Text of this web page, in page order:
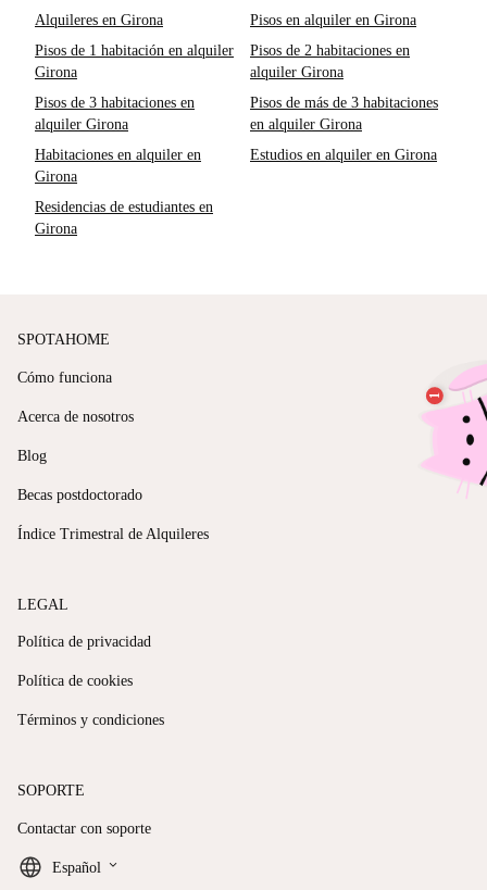
Alquileres en Girona
Pisos en alquiler en Girona
Pisos de 1 habitación en alquiler
Girona
Pisos de 2 habitaciones en
alquiler Girona
Pisos de 3 habitaciones en
alquiler Girona
Pisos de más de 3 habitaciones
en alquiler Girona
Habitaciones en alquiler en
Girona
Estudios en alquiler en Girona
Residencias de estudiantes en
Girona
SPOTAHOME
Cómo funciona
Acerca de nosotros
Blog
Becas postdoctorado
Índice Trimestral de Alquileres
LEGAL
Política de privacidad
Política de cookies
Términos y condiciones
SOPORTE
Contactar con soporte
Español keyboard_arrow_down